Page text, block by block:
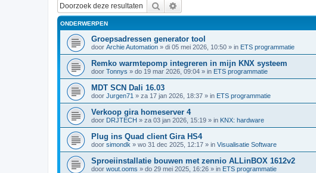
Zoek
ONDERWERPEN
Groepsadressen generator tool
door Archie Automation » di 05 mei 2026, 10:50 » in ETS programmatie
Remko warmtepomp integreren in mijn KNX systeem
door Tonnys » do 19 mar 2026, 09:04 » in ETS programmatie
MDT SCN Dali 16.03
door Jurgen71 » za 17 jan 2026, 18:37 » in ETS programmatie
Verkoop gira homeserver 4
door DRJTECH » za 03 jan 2026, 15:19 » in KNX: hardware
Plug ins Quad client Gira HS4
door simondk » wo 31 dec 2025, 12:17 » in Visualisatie Software
Sproeiinstallatie bouwen met zennio ALLinBOX 1612v2
door wout.ooms » do 29 mei 2025, 16:26 » in ETS programmatie